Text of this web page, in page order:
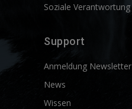
Soziale Verantwortung
Support
Anmeldung Newsletter
News
Wissen